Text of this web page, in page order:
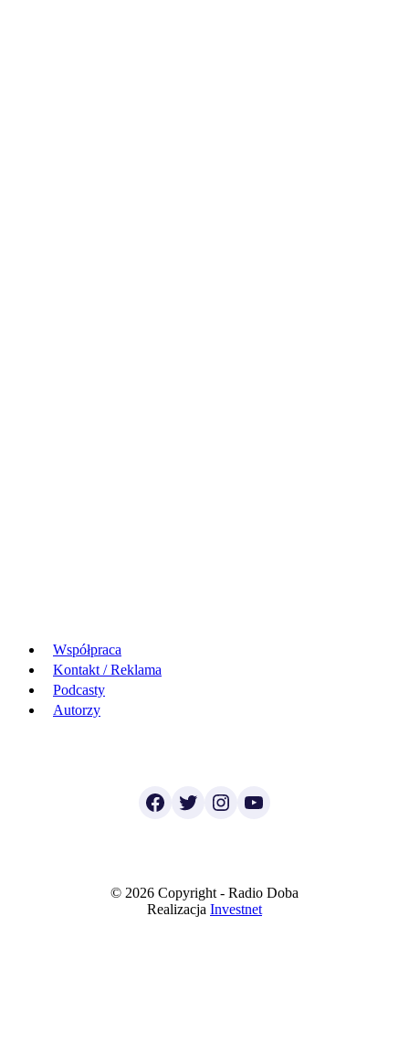
Współpraca
Kontakt / Reklama
Podcasty
Autorzy
Facebook
TwitterInstagram
YouTube
© 2026 Copyright - Radio Doba
Realizacja Investnet